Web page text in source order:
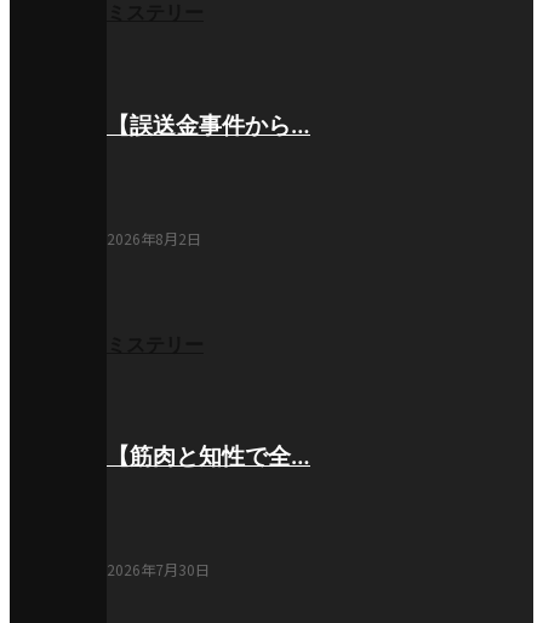
【誤送金事件から…
2026年8月2日
【筋肉と知性で全…
2026年7月30日